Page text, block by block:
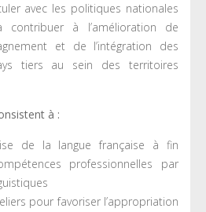
avec les politiques nationales
à l’amélioration de
et de l’intégration des
tiers au sein des territoires
à :
de la langue française à fin
professionnelles par
pour favoriser l’appropriation